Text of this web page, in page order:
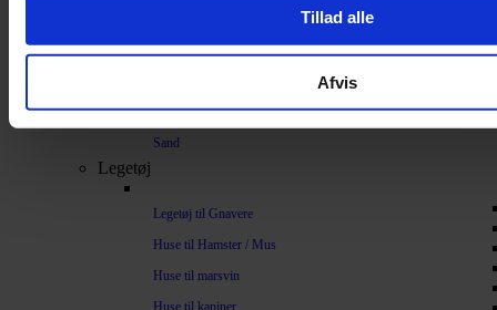
Tillad alle
Afvis
Spelt
Vat
Sand
Legetøj
Legetøj til Gnavere
Huse til Hamster / Mus
Huse til marsvin
Huse til kaniner